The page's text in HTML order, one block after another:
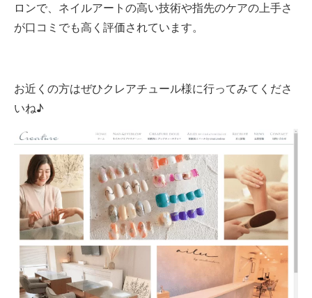
ロンで、ネイルアートの高い技術や指先のケアの上手さ
が口コミでも高く評価されています。
お近くの方はぜひクレアチュール様に行ってみてくださ
いね♪